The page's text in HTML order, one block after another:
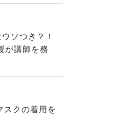
ウソつき？！
が講師を務
クの着用を